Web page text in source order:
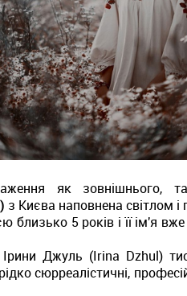
як зовнішнього,
з Києва наповнена світлом
5 років і її ім'я вже
Джуль (Irina Dzhul)
сюрреалістичні,